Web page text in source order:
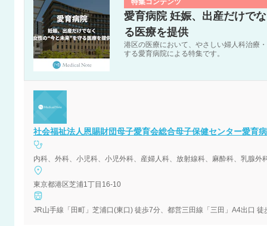
特集コンテンツ
愛育病院 妊娠、出産だけで
る医療を提供
港区の医療において、やさしい婦人科治療
する愛育病院による特集です。
社会福祉法人恩賜財団母子愛育会総合母子保健センター愛育
内科、外科、小児科、小児外科、産婦人科、放射線科、麻酔科、乳腺外
東京都港区芝浦1丁目16-10
JR山手線「田町」芝浦口(東口) 徒歩7分、都営三田線「三田」A4出口 徒